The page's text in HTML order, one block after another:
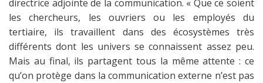
directrice adjointe de la communication. « Que ce soient
les chercheurs, les ouvriers ou les employés du
tertiaire, ils travaillent dans des écosystèmes très
différents dont les univers se connaissent assez peu.
Mais au final, ils partagent tous la même attente : ce
qu’on protège dans la communication externe n’est pas